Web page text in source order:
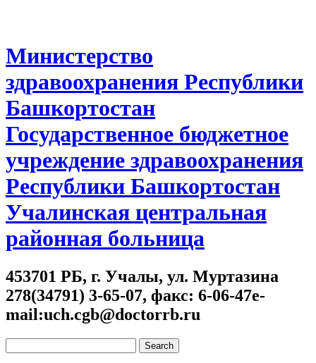
Министерство
здравоохранения Республики
Башкортостан
Государственное бюджетное
учреждение здравоохранения
Республики Башкортостан
Учалинская центральная
районная больница
453701 РБ, г. Учалы, ул. Муртазина
278(34791) 3-65-07, факс: 6-06-47e-
mail:uch.cgb@doctorrb.ru